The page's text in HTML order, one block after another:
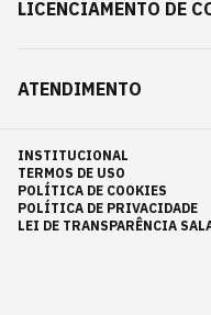
LICENCIAMENTO DE
ATENDIMENTO
INSTITUCIONAL
TERMOS DE USO
POLÍTICA DE COOKIES
POLÍTICA DE PRIVACIDADE
LEI DE TRANSPARÊNCIA